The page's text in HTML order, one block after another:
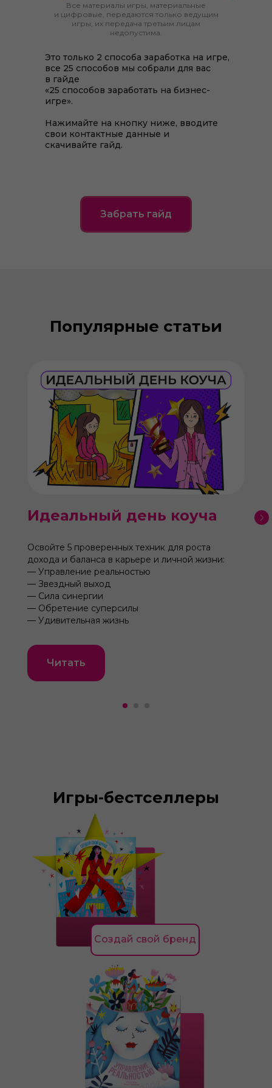
Все материалы игры, материальные
и цифровые, передаются только ведущим
игры, их передача третьим лицам
недопустима.
Это только 2 способа заработка на игре,
все 25 способов мы собрали для вас
в гайде
«25 способов заработать на бизнес-
игре».
Нажимайте на кнопку ниже, вводите
свои контактные данные и
скачивайте гайд.
Забрать гайд
Популярные статьи
Идеальный день коуча
Освойте 5 проверенных техник для роста
дохода и баланса в карьере и личной жизни:
— Управление реальностью
— Звездный выход
— Сила синергии
— Обретение суперсилы
— Удивительная жизнь
Читать
Игры-бестселлеры
Создай свой бренд